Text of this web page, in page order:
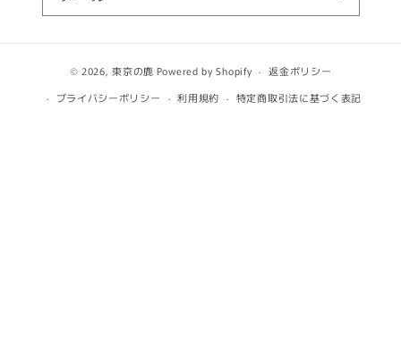
© 2026,東京の鹿 Powered by Shopify
返金ポリシー
プライバシーポリシー
利用規約 特定商取引法に基づく表記